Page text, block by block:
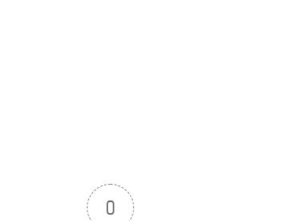
0